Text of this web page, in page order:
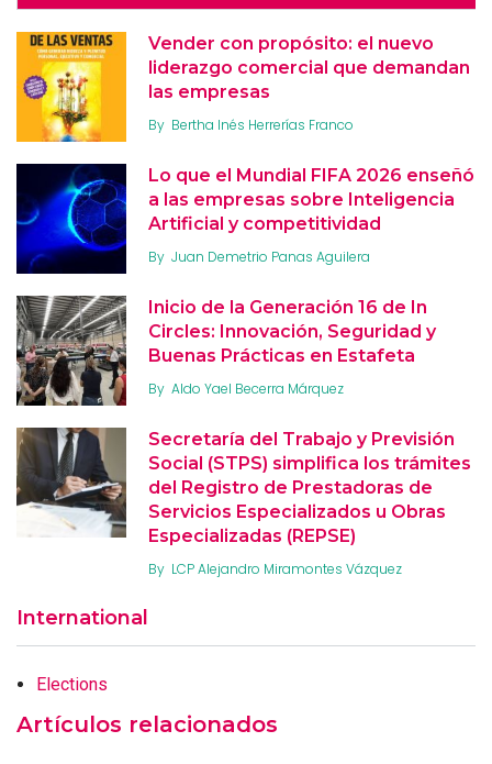
Vender con propósito: el nuevo
liderazgo comercial que demandan
las empresas
By Bertha Inés Herrerías Franco
Lo que el Mundial FIFA 2026 enseñó
a las empresas sobre Inteligencia
Artificial y competitividad
By Juan Demetrio Panas Aguilera
Inicio de la Generación 16 de In
Circles: Innovación, Seguridad y
Buenas Prácticas en Estafeta
By Aldo Yael Becerra Márquez
Secretaría del Trabajo y Previsión
Social (STPS) simplifica los trámites
del Registro de Prestadoras de
Servicios Especializados u Obras
Especializadas (REPSE)
By LCP Alejandro Miramontes Vázquez
International
Elections
Artículos relacionados